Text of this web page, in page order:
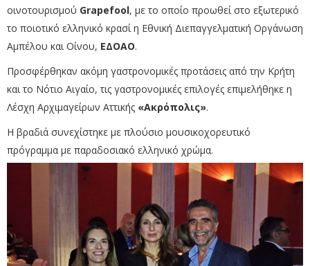
οινοτουρισμού Grapefool, με το οποίο προωθεί στο εξωτερικό
το ποιοτικό ελληνικό κρασί η Εθνική Διεπαγγελματική Οργάνωση
Αμπέλου και Οίνου, ΕΔΟΑΟ.
Προσφέρθηκαν ακόμη γαστρονομικές προτάσεις από την Κρήτη
και το Νότιο Αιγαίο, τις γαστρονομικές επιλογές επιμελήθηκε η
Λέσχη Αρχιμαγείρων Αττικής «Ακρόπολις».
Η βραδιά συνεχίστηκε με πλούσιο μουσικοχορευτικό
πρόγραμμα με παραδοσιακό ελληνικό χρώμα.